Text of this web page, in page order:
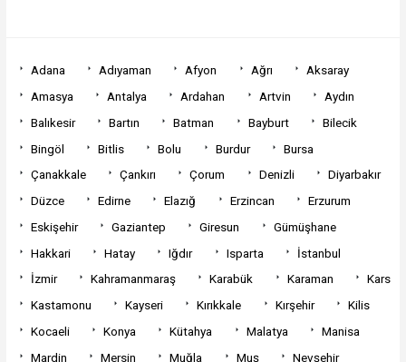
Adana Adıyaman Afyon Ağrı
Aksaray
Amasya
Antalya Ardahan Artvin
Aydın
Balıkesir
Bartın Batman Bayburt
Bilecik
Bingöl
Bitlis Bolu Burdur
Bursa
Çanakkale
Çankırı Çorum Denizli
Diyarbakır
Düzce
Edirne Elazığ Erzincan
Erzurum
Eskişehir
Gaziantep Giresun
Gümüşhane
Hakkari
Hatay Iğdır Isparta
İstanbul
İzmir
Kahramanmaraş Karabük Karaman
Kars
Kastamonu
Kayseri Kırıkkale Kırşehir
Kilis
Kocaeli
Konya Kütahya Malatya
Manisa
Mardin
Mersin Muğla Muş
Nevşehir